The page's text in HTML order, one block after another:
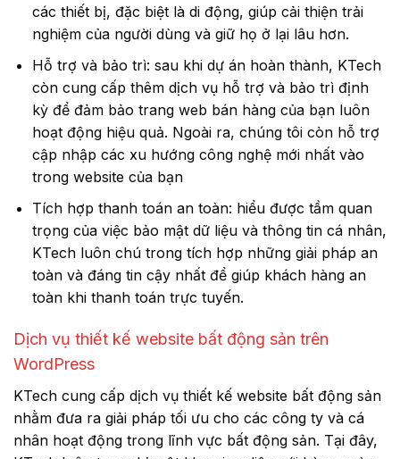
các thiết bị, đặc biệt là di động, giúp cải thiện trải
nghiệm của người dùng và giữ họ ở lại lâu hơn.
Hỗ trợ và bảo trì: sau khi dự án hoàn thành, KTech
còn cung cấp thêm dịch vụ hỗ trợ và bảo trì định
kỳ để đảm bảo trang web bán hàng của bạn luôn
hoạt động hiệu quả. Ngoài ra, chúng tôi còn hỗ trợ
cập nhập các xu hướng công nghệ mới nhất vào
trong website của bạn
Tích hợp thanh toán an toàn: hiểu được tầm quan
trọng của việc bảo mật dữ liệu và thông tin cá nhân,
KTech luôn chú trong tích hợp những giải pháp an
toàn và đáng tin cậy nhất để giúp khách hàng an
toàn khi thanh toán trực tuyến.
Dịch vụ thiết kế website bất động sản trên
WordPress
KTech cung cấp dịch vụ thiết kế website bất động sản
nhằm đưa ra giải pháp tối ưu cho các công ty và cá
nhân hoạt động trong lĩnh vực bất động sản. Tại đây,